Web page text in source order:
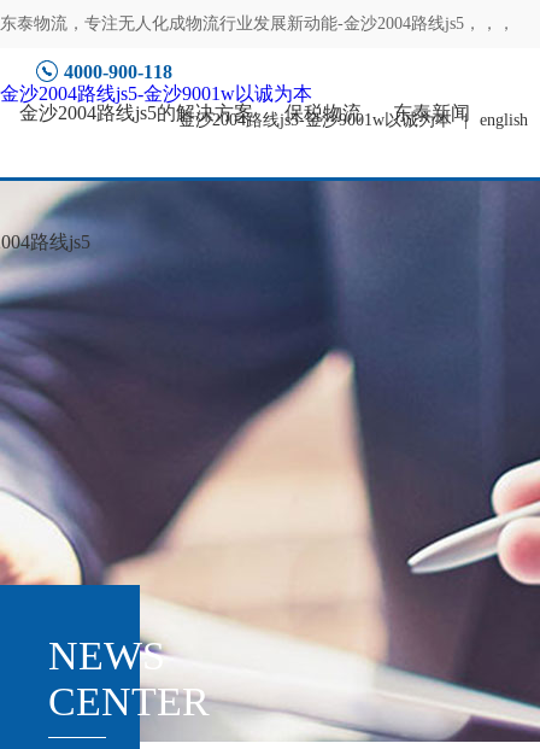
东泰物流，专注无人化成物流行业发展新动能-金沙2004路线js5 ，，，
4000-900-118
金沙2004路线js5-金沙9001w以诚为本 | english
金沙2004路线js5-金沙9001w以诚为本
金沙2004路线js5的解决方案
保税物流 东泰新闻
路线js5
NEWS
CENTER